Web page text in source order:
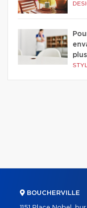
BOUCHERVILLE